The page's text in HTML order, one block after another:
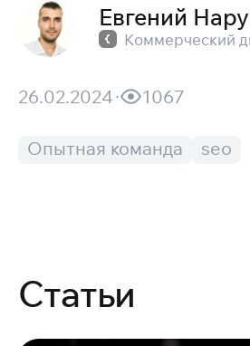
Евгений
Коммерческий
Опытная команда seo
26.02.2024 1067
Статьи